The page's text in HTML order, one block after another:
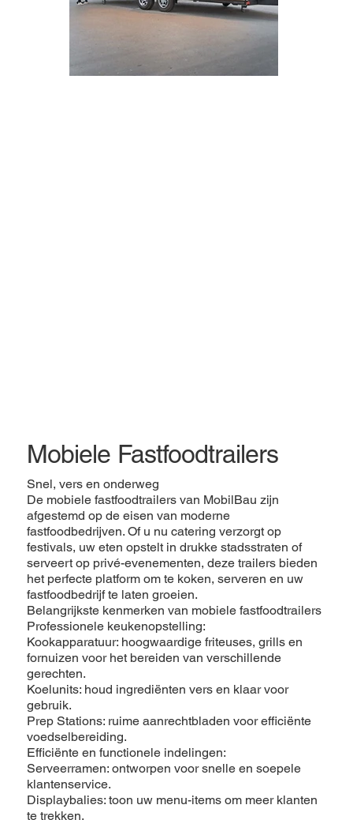
Snel, vers en onderweg
De mobiele fastfoodtrailers van MobilBau zijn
afgestemd op de eisen van moderne
fastfoodbedrijven. Of u nu catering verzorgt op
festivals, uw eten opstelt in drukke stadsstraten of
serveert op privé-evenementen, deze trailers bieden
het perfecte platform om te koken, serveren en uw
fastfoodbedrijf te laten groeien.
Belangrijkste kenmerken van mobiele fastfoodtrailers
Professionele keukenopstelling:
Kookapparatuur: hoogwaardige friteuses, grills en
fornuizen voor het bereiden van verschillende
gerechten.
Koelunits: houd ingrediënten vers en klaar voor
gebruik.
Prep Stations: ruime aanrechtbladen voor efficiënte
voedselbereiding.
Efficiënte en functionele indelingen:
Serveerramen: ontworpen voor snelle en soepele
klantenservice.
Displaybalies: toon uw menu-items om meer klanten
te trekken.
Mobiele Fastfoodtrailers